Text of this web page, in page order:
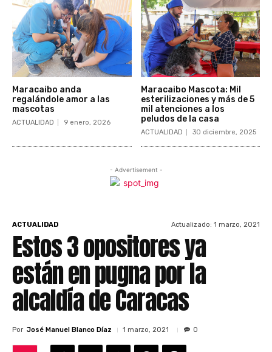
Maracaibo anda
regalándole amor a las
mascotas
ACTUALIDAD 9 enero, 2026
Maracaibo Mascota: Mil
esterilizaciones y más de 5
mil atenciones a los
peludos de la casa
ACTUALIDAD 30 diciembre, 2025
- Advertisement -